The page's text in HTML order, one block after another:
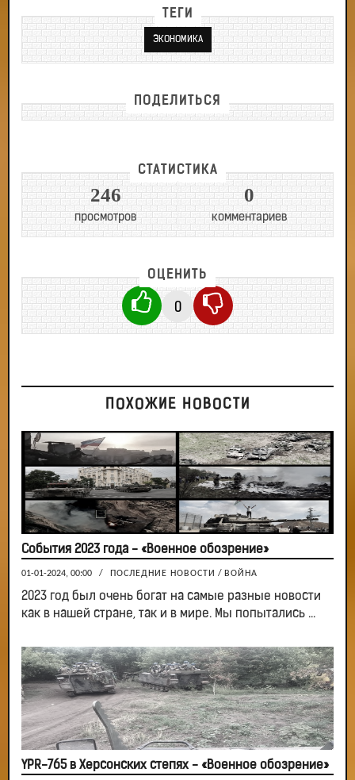
ТЕГИ
ЭКОНОМИКА
ПОДЕЛИТЬСЯ
СТАТИСТИКА
246
просмотров
0
комментариев
ОЦЕНИТЬ
0
ПОХОЖИЕ НОВОСТИ
События 2023 года - «Военное обозрение»
01-01-2024, 00:00 / ПОСЛЕДНИЕ НОВОСТИ / ВОЙНА
2023 год был очень богат на самые разные новости
как в нашей стране, так и в мире. Мы попытались ...
YPR-765 в Херсонских степях - «Военное обозрение»